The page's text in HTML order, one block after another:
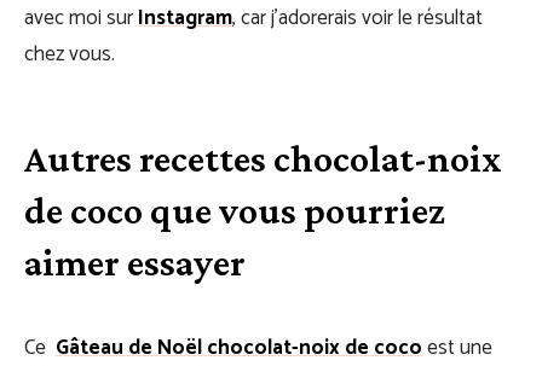
avec moi surInstagram, car j’adorerais voir le résultat
chez vous.
Autres recettes chocolat-noix
de coco que vous pourriez
aimer essayer
Ce Gâteau de Noël chocolat-noix de cocoest une